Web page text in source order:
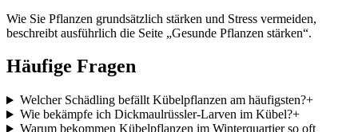
Wie Sie Pflanzen grundsätzlich stärken und Stress vermeiden,
beschreibt ausführlich die Seite „Gesunde Pflanzen stärken“.
Häufige Fragen
Welcher Schädling befällt Kübelpflanzen am häufigsten?+
Wie bekämpfe ich Dickmaulrüssler-Larven im Kübel?+
Warum bekommen Kübelpflanzen im Winterquartier so oft